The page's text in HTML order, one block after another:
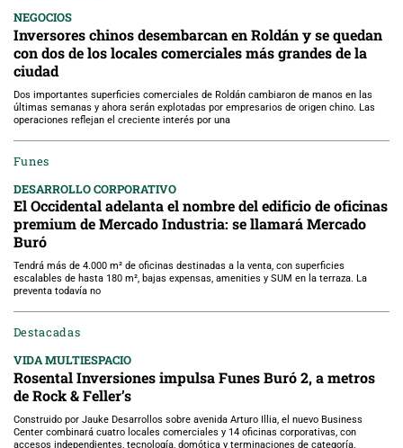
NEGOCIOS
Inversores chinos desembarcan en Roldán y se quedan
con dos de los locales comerciales más grandes de la
ciudad
Dos importantes superficies comerciales de Roldán cambiaron de manos en las
últimas semanas y ahora serán explotadas por empresarios de origen chino. Las
operaciones reflejan el creciente interés por una
Funes
DESARROLLO CORPORATIVO
El Occidental adelanta el nombre del edificio de oficinas
premium de Mercado Industria: se llamará Mercado
Buró
Tendrá más de 4.000 m² de oficinas destinadas a la venta, con superficies
escalables de hasta 180 m², bajas expensas, amenities y SUM en la terraza. La
preventa todavía no
Destacadas
VIDA MULTIESPACIO
Rosental Inversiones impulsa Funes Buró 2, a metros
de Rock & Feller’s
Construido por Jauke Desarrollos sobre avenida Arturo Illia, el nuevo Business
Center combinará cuatro locales comerciales y 14 oficinas corporativas, con
accesos independientes, tecnología, domótica y terminaciones de categoría.